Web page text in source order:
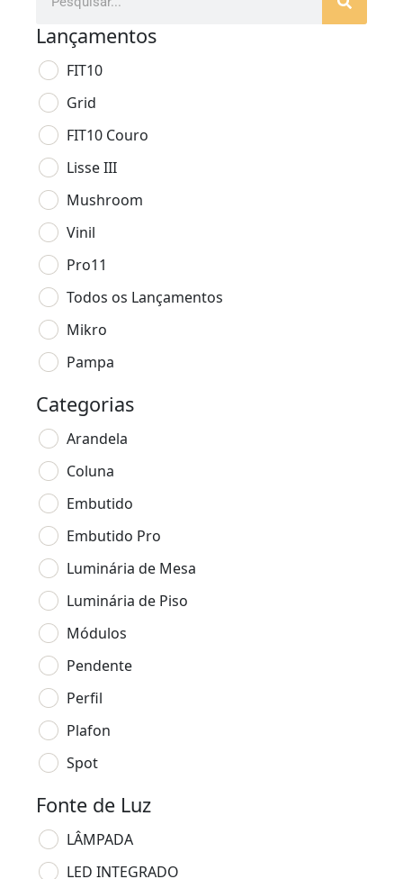
Lançamentos
FIT10
Grid
FIT10 Couro
Lisse III
Mushroom
Vinil
Pro11
Todos os Lançamentos
Mikro
Pampa
Categorias
Arandela
Coluna
Embutido
Embutido Pro
Luminária de Mesa
Luminária de Piso
Módulos
Pendente
Perfil
Plafon
Spot
Fonte de Luz
LÂMPADA
LED INTEGRADO